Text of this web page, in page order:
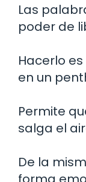
Las
poder de
Hacerlo
en un
Permite
salga el
De la